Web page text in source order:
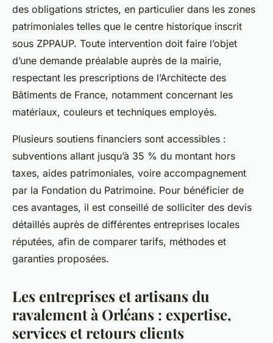
des obligations strictes, en particulier dans les zones
patrimoniales telles que le centre historique inscrit
sous ZPPAUP. Toute intervention doit faire l’objet
d’une demande préalable auprès de la mairie,
respectant les prescriptions de l’Architecte des
Bâtiments de France, notamment concernant les
matériaux, couleurs et techniques employés.
Plusieurs soutiens financiers sont accessibles :
subventions allant jusqu’à 35 % du montant hors
taxes, aides patrimoniales, voire accompagnement
par la Fondation du Patrimoine. Pour bénéficier de
ces avantages, il est conseillé de solliciter des devis
détaillés auprès de différentes entreprises locales
réputées, afin de comparer tarifs, méthodes et
garanties proposées.
Les entreprises et artisans du
ravalement à Orléans : expertise,
services et retours clients